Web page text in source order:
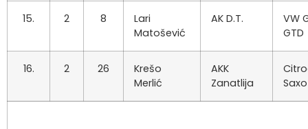
15. 2 8
Lari
Matošević
AK D.T.
VW
GTD
16. 2 26
Krešo
Merlić
AKK
Zanatlija
Saxo